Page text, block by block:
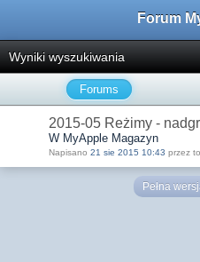
Forum
Wyniki wyszukiwania
Forums
2015-05 Reżimy -
W MyApple Magazyn
Napisano 21 sie 2015 10:43 przez
Pełna